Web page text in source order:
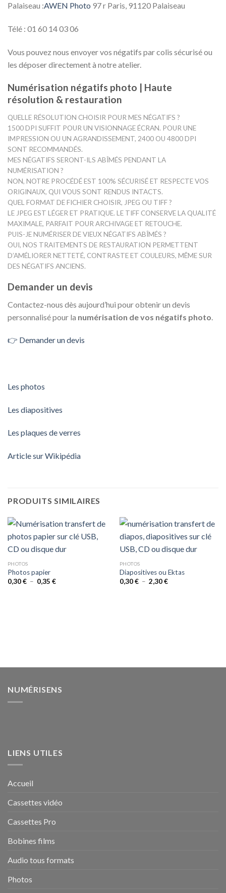
Palaiseau :AWEN Photo 97 r Paris, 91120 Palaiseau
Télé : 01 60 14 03 06
Vous pouvez nous envoyer vos négatifs par colis sécurisé ou
les déposer directement à notre atelier.
Numérisation négatifs photo | Haute
résolution & restauration
QUELLE RÉSOLUTION CHOISIR POUR MES NÉGATIFS ?
1500 DPI SUFFIT POUR UN VISIONNAGE ÉCRAN. POUR UNE
IMPRESSION OU UN AGRANDISSEMENT, 2400 OU 4800 DPI
SONT RECOMMANDÉS.
MES NÉGATIFS SERONT-ILS ABÎMÉS PENDANT LA
NUMÉRISATION ?
NON, NOTRE PROCÉDÉ EST 100% SÉCURISÉ ET RESPECTE VOS
ORIGINAUX, QUI VOUS SONT RENDUS INTACTS.
QUEL FORMAT DE FICHIER CHOISIR, JPEG OU TIFF ?
LE JPEG EST LÉGER ET PRATIQUE. LE TIFF CONSERVE LA QUALITÉ
MAXIMALE, PARFAIT POUR ARCHIVAGE ET RETOUCHE.
PUIS-JE NUMÉRISER DE VIEUX NÉGATIFS ABÎMÉS ?
OUI, NOS TRAITEMENTS DE RESTAURATION PERMETTENT
D’AMÉLIORER NETTETÉ, CONTRASTE ET COULEURS, MÊME SUR
DES NÉGATIFS ANCIENS.
Demander un devis
Contactez-nous dès aujourd’hui pour obtenir un devis
personnalisé pour la numérisation de vos négatifs photo
👉 Demander un devis
Les photos
Les diapositives
Les plaques de verres
Article sur Wikipédia
PRODUITS SIMILAIRES
PHOTOS
Photos papier
0,30€ – 0,35 €Plage
PHOTOS
Diapositives ou Ektas
0,30€ – 2,30€Plage
NUMÉRISENS
LIENS UTILES
Accueil
Cassettes vidéo
Cassettes Pro
Bobines films
Audio tous formats
Photos